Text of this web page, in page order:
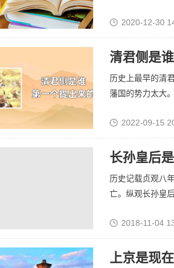
2020-12-30
清君侧是
历史上最早的清
藩国的势力太大。
2022-09-15
长孙皇后
历史记载贞观八
亡。纵观长孙皇后
2018-11-04
上京是现